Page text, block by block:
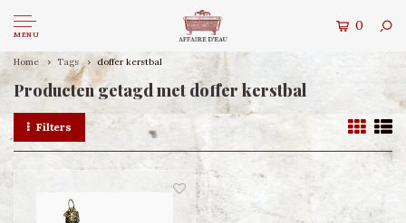
MENU
0
Home Tags doffer kerstbal
Producten getagd met doffer kerstbal
Filters